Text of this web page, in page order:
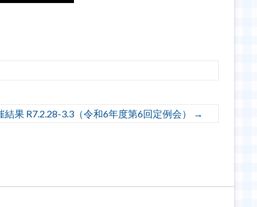
果 R7.2.28-3.3（令和6年度第6回定例会） →